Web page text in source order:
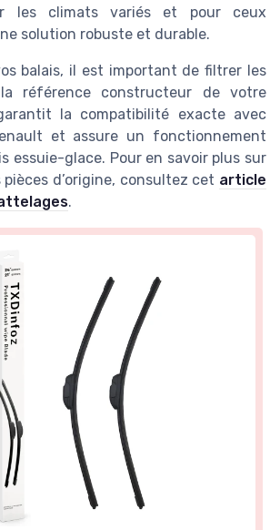
les climats variés et pour ceux
solution robuste et durable.
balais, il est important de filtrer les
référence constructeur de votre
la compatibilité exacte avec
et assure un fonctionnement
essuie-glace. Pour en savoir plus sur
pièces d’origine, consultez cet article
.